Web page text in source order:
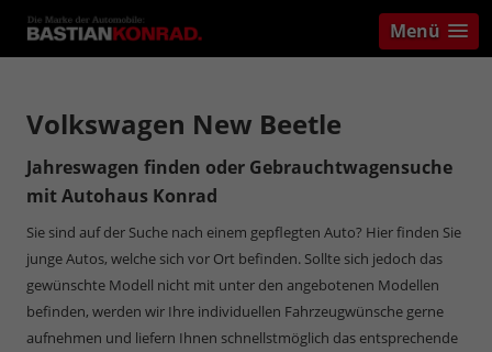
Menü
Volkswagen New Beetle
Jahreswagen finden oder Gebrauchtwagensuche
mit Autohaus Konrad
Sie sind auf der Suche nach einem gepflegten Auto? Hier finden Sie
junge Autos, welche sich vor Ort befinden. Sollte sich jedoch das
gewünschte Modell nicht mit unter den angebotenen Modellen
befinden, werden wir Ihre individuellen Fahrzeugwünsche gerne
aufnehmen und liefern Ihnen schnellstmöglich das entsprechende